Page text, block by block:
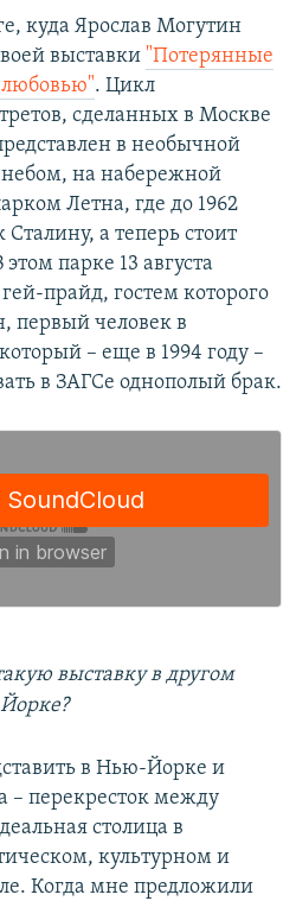
куда Ярослав Могутин
выставки "Потерянные
. Цикл
сделанных в Москве
в необычной
на набережной
Летна, где до 1962
а теперь стоит
парке 13 августа
прайд, гостем которого
первый человек в
– еще в 1994 году –
в ЗАГСе однополый брак.
выставку в другом
в Нью-Йорке и
– перекресток между
столица в
культурном и
Когда мне предложили